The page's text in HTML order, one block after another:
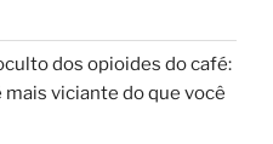
dos opioides do café:
viciante do que você